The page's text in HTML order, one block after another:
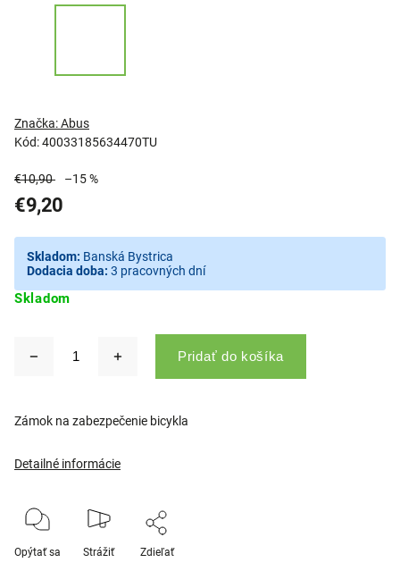
Kód:40033185634470TU
Značka:Abus
€10,90 –15 %
€9,20
Skladom
Skladom: Banská Bystrica
Dodacia doba: 3 pracovných dní
Pridať do košíka
Zámok na zabezpečenie bicykla
Detailné informácie
Opýtať sa Strážiť Zdieľať